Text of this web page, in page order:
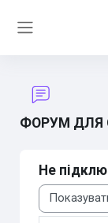
ФОРУМ ДЛЯ
Не
Тип показу